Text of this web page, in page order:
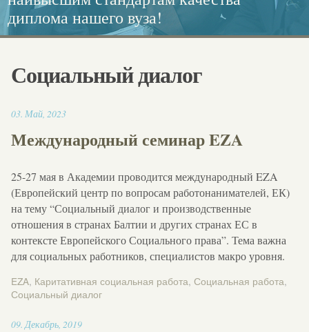
диплома нашего вуза!
каллиграфия.
Европейского диплома!
социальной работе
Социальный диалог
03. Май, 202314:01
Международный семинар EZA
25-27 мая в Академии проводится международный EZA
(Европейский центр по вопросам работонанимателей, ЕК)
на тему “Социальный диалог и производственные
отношения в странах Балтии и других странах ЕС в
контексте Европейского Социального права”. Тема важна
для социальных работников, специалистов макро уровня.
EZA, Каритативная социальная работа, Социальная работа,
Социальный диалог
09.Декабрь, 201912:16